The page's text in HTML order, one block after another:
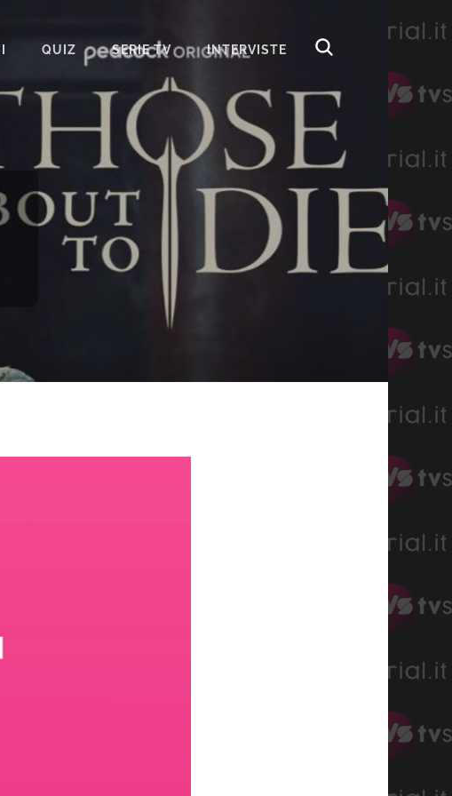
QUIZ SERIE TV INTERVISTE